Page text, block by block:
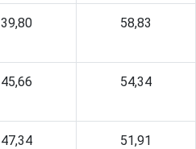
39,80 58,83
45,66 54,34
47,34 51,91